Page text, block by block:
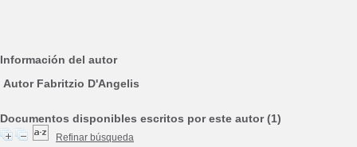
Información del autor
Autor Fabritzio D'Angelis
Documentos disponibles escritos por este autor (1)
Refinar búsqueda